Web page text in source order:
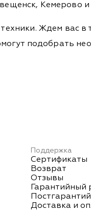
Кемерово
Ждем вас
подобрать
Поддержка
Сертификаты
Возврат
Отзывы
Гарантийный
Доставка и